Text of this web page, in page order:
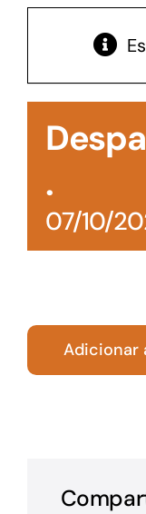
Acesso à
.
07/10/
Adicionar